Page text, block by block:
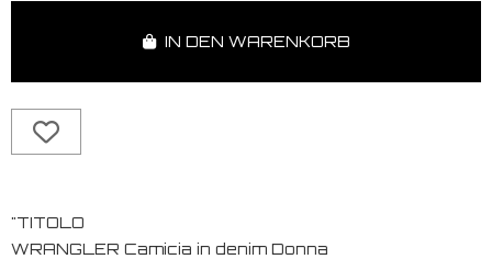
IN DEN WARENKORB
"TITOLO
WRANGLER Camicia in denim Donna